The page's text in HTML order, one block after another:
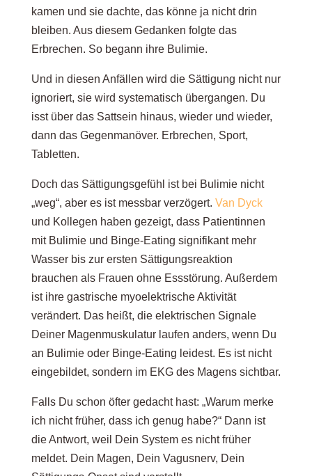
kamen und sie dachte, das könne ja nicht drin
bleiben. Aus diesem Gedanken folgte das
Erbrechen. So begann ihre Bulimie.
Und in diesen Anfällen wird die Sättigung nicht nur
ignoriert, sie wird systematisch übergangen. Du
isst über das Sattsein hinaus, wieder und wieder,
dann das Gegenmanöver. Erbrechen, Sport,
Tabletten.
Doch das Sättigungsgefühl ist bei Bulimie nicht
„weg“, aber es ist messbar verzögert. Van Dyck
und Kollegen haben gezeigt, dass Patientinnen
mit Bulimie und Binge-Eating signifikant mehr
Wasser bis zur ersten Sättigungsreaktion
brauchen als Frauen ohne Essstörung. Außerdem
ist ihre gastrische myoelektrische Aktivität
verändert. Das heißt, die elektrischen Signale
Deiner Magenmuskulatur laufen anders, wenn Du
an Bulimie oder Binge-Eating leidest. Es ist nicht
eingebildet, sondern im EKG des Magens sichtbar.
Falls Du schon öfter gedacht hast: „Warum merke
ich nicht früher, dass ich genug habe?“ Dann ist
die Antwort, weil Dein System es nicht früher
meldet. Dein Magen, Dein Vagusnerv, Dein